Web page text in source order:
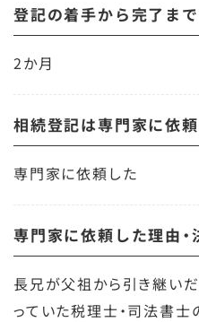
登記の着手から完了まで
2か月
相続登記は専門家に依
専門家に依頼した
専門家に依頼した理由・
長兄が父祖から引き継い
っていた税理士・司法書士